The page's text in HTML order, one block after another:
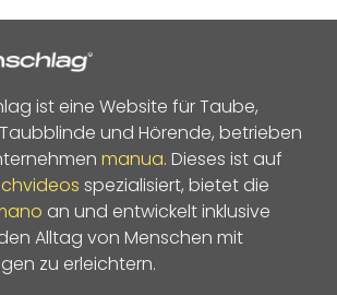
ist eine Website für Taube,
und Hörende, betrieben
manua. Dieses ist auf
spezialisiert, bietet die
an und entwickelt inklusive
Alltag von Menschen mit
zu erleichtern.